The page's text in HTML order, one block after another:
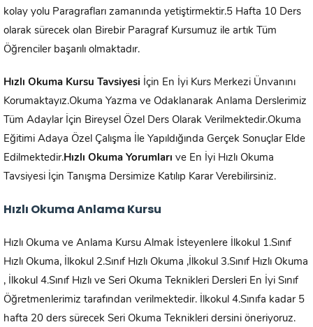
kolay yolu Paragrafları zamanında yetiştirmektir.5 Hafta 10 Ders
olarak sürecek olan Birebir Paragraf Kursumuz ile artık Tüm
Öğrenciler başarılı olmaktadır.
Hızlı Okuma Kursu Tavsiyesi İçin En İyi Kurs Merkezi Ünvanını
Korumaktayız.Okuma Yazma ve Odaklanarak Anlama Derslerimiz
Tüm Adaylar İçin Bireysel Özel Ders Olarak Verilmektedir.Okuma
Eğitimi Adaya Özel Çalışma İle Yapıldığında Gerçek Sonuçlar Elde
Edilmektedir.Hızlı Okuma Yorumları ve En İyi Hızlı Okuma
Tavsiyesi İçin Tanışma Dersimize Katılıp Karar Verebilirsiniz.
Hızlı Okuma Anlama Kursu
Hızlı Okuma ve Anlama Kursu Almak İsteyenlere İlkokul 1.Sınıf
Hızlı Okuma, İlkokul 2.Sınıf Hızlı Okuma ,İlkokul 3.Sınıf Hızlı Okuma
, İlkokul 4.Sınıf Hızlı ve Seri Okuma Teknikleri Dersleri En İyi Sınıf
Öğretmenlerimiz tarafından verilmektedir. İlkokul 4.Sınıfa kadar 5
hafta 20 ders sürecek Seri Okuma Teknikleri dersini öneriyoruz.